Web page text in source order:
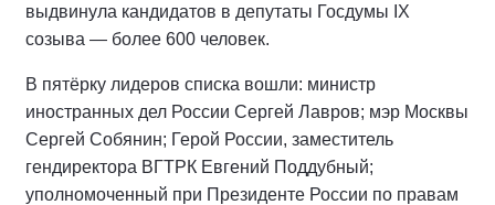
выдвинула кандидатов в депутаты Госдумы IX
созыва — более 600 человек.
В пятёрку лидеров списка вошли: министр
иностранных дел России Сергей Лавров; мэр Москвы
Сергей Собянин; Герой России, заместитель
гендиректора ВГТРК Евгений Поддубный;
уполномоченный при Президенте России по правам